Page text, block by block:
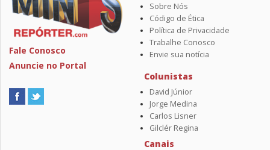
Fale Conosco
Anuncie no Portal
Sobre Nós
Código de Ética
Política de Privacidade
Trabalhe Conosco
Envie sua notícia
Colunistas
David Júnior
Jorge Medina
Carlos Lisner
Gilclér Regina
Canais